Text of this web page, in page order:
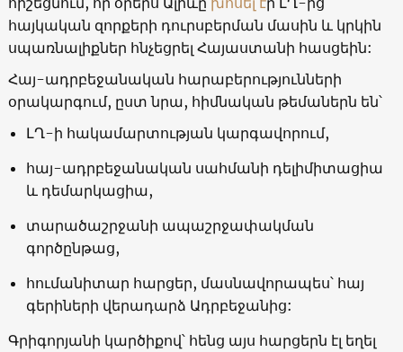
հայկական զորքերի դուրսբերման մասին և կրկին
սպառնալիքներ հնչեցրել Հայաստանի հասցեին:
Հայ-ադրբեջանական հարաբերությունների
օրակարգում, ըստ նրա, հիմնական թեմաներն են՝
ԼՂ-ի հակամարտության կարգավորում,
հայ-ադրբեջանական սահմանի դելիմիտացիա
և դեմարկացիա,
տարածաշրջանի ապաշրջափակման
գործընթաց,
հումանիտար հարցեր, մասնավորապես՝ հայ
գերիների վերադարձ Ադրբեջանից:
Գրիգորյանի կարծիքով՝ հենց այս հարցերն էլ եղել